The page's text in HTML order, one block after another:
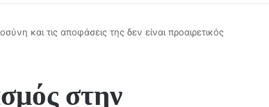
και τις αποφάσεις της δεν είναι προαιρετικός
στην